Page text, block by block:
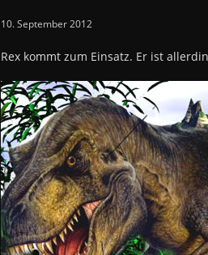
10. September 2012
Rex kommt zum Einsatz. Er ist